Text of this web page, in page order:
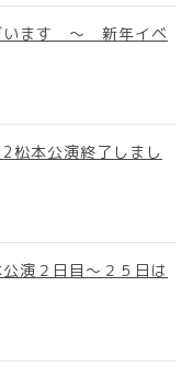
います ～ 新年イベ
松本公演終了しまし
演２日目～２５日は